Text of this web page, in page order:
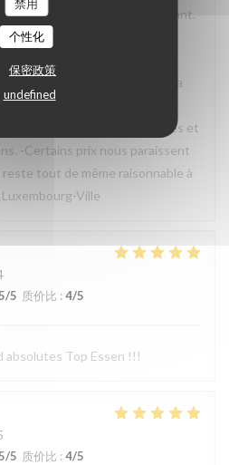
禁用
个性化
保密政策
undefined
moment dans ce restaurant.
plus : - Les plats et les
L'ambiance en terrasse était
(notre serveur Pedro a
et serviable -Merci!) Les
n'étaient pas les plus propres et
-Certains prix nous paraissent
tout de même raisonnable à
Ville
/5 质价比 : 4/5
absolutes Top Essen !!!
/5 质价比 : 4/5